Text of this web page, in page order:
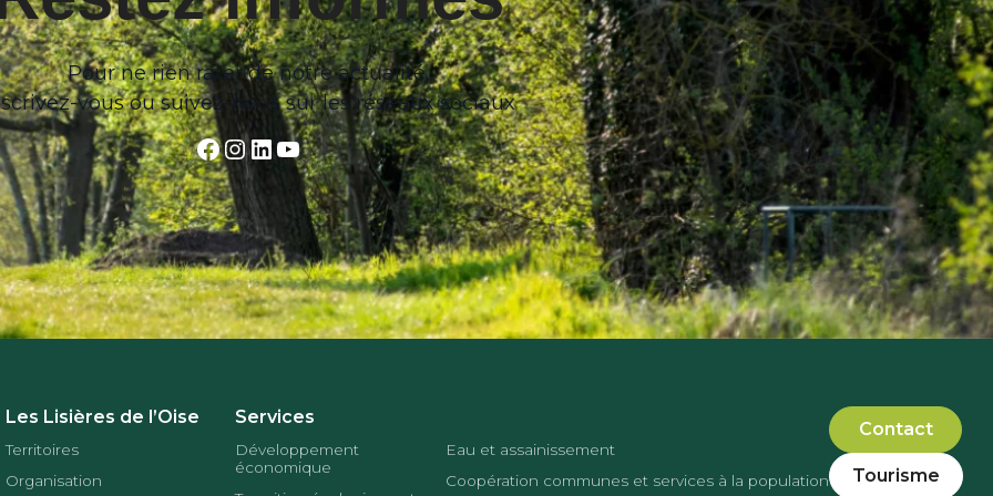
Pour ne rien rater de notre actualité,
vous ou suivez-nous sur les réseaux sociaux
Facebook
Instagram
LinkedIn
YouTube
Les Lisières de l’Oise
Territoires
Organisation
Services
Développement
économique
Eau et assainissement
Coopération communes et services à la population
Contact
Tourisme